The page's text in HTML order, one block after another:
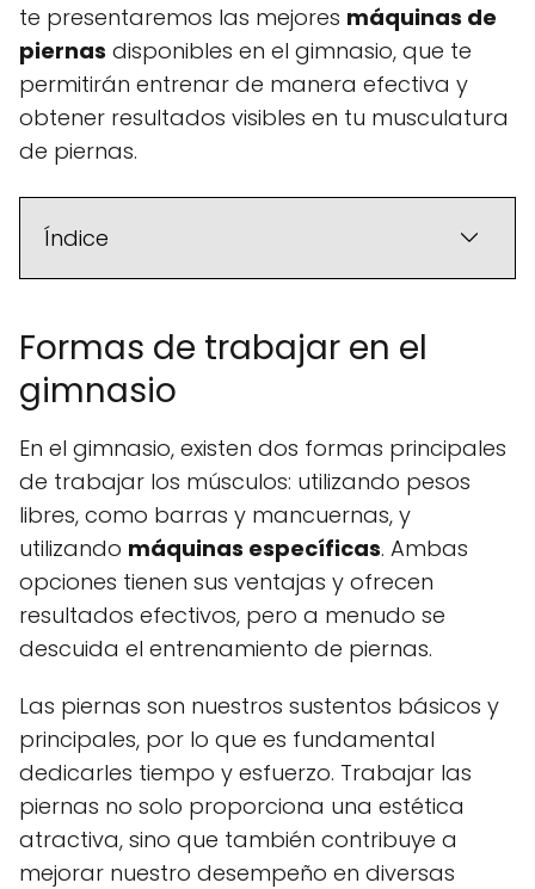
te presentaremos las mejores máquinas de
piernas disponibles en el gimnasio, que te
permitirán entrenar de manera efectiva y
obtener resultados visibles en tu musculatura
de piernas.
Índice
Formas de trabajar en el
gimnasio
En el gimnasio, existen dos formas principales
de trabajar los músculos: utilizando pesos
libres, como barras y mancuernas, y
utilizando máquinas específicas. Ambas
opciones tienen sus ventajas y ofrecen
resultados efectivos, pero a menudo se
descuida el entrenamiento de piernas.
Las piernas son nuestros sustentos básicos y
principales, por lo que es fundamental
dedicarles tiempo y esfuerzo. Trabajar las
piernas no solo proporciona una estética
atractiva, sino que también contribuye a
mejorar nuestro desempeño en diversas